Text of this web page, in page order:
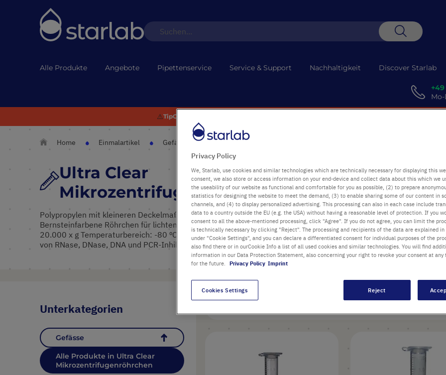
Alle Produkte Angebote Pipettenservice Service & Support Nachhaltigkeit Discover Starlab
⚠️TipOne® Recycling: Technische Probleme verzögern die Abholung. Entschuldigung für
Home Einmalartikel Gefässe Ultra Clear Mikrozentrifugenröhrchen
Ultra Clear
Mikrozentrifugenröhrchen
Polypropylen mit kleineren Deckelmaßen für mehr Platz in den Lagerboxen.
Bernsteinfarbene Röhrchen für lichtempfindliche Proben. Zentrifugation bei mehr als
20.000 x g Temperaturbereich: -80 ºC bis 121 ºC Autoklavierbar Zertifiziert als frei
von RNase, DNase, DNA und PCR-Inhibitoren
3Artikel
Unterkategorien
Gefässe
Alle Produkte in Ultra Clear
Mikrozentrifugenröhrchen
Privacy Policy
We, Starlab, use cookies and similar technologies which are technically necessary for displaying this
consent, we also store or access information on your end-device and collect data about this which we
the useability of our website as functional and comfortable for you as possible, (2) to prepare
statistics for designing the website to meet the demand, (3) to enable sharing some of our content in
channels, and (4) to display personalized advertising. This processing can also in each case include
data to a country outside the EU (e.g. the USA) without having a reasonable level of protection. If you
consent to all the above-mentioned processing, click "Agree". If you do not agree, you can limit the
is technically necessary by clicking "Reject". The processing and recipients of the data are explained
under "Cookie Settings", and you can declare a differentiated consent for individual purposes of the
also find there or in ourCookie Info a list of all used cookies and similar technologies. You will find
information in our Data Protection Statement, also concerning your right to revoke your consent at
for the future.
Privacy Policy Imprint
Cookies Settings Reject